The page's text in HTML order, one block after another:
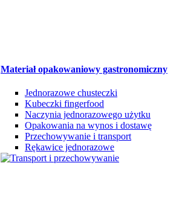
Materiał opakowaniowy gastronomiczny
Jednorazowe chusteczki
Kubeczki fingerfood
Naczynia jednorazowego użytku
Opakowania na wynos i dostawę
Przechowywanie i transport
Rękawice jednorazowe